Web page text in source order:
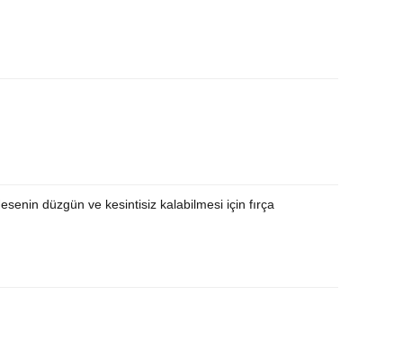
düzgün ve kesintisiz kalabilmesi için fırça